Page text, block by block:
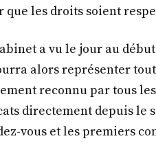
que les droits soient
a vu le jour au
alors représenter
reconnu par tous
directement depuis le
vous et les premiers